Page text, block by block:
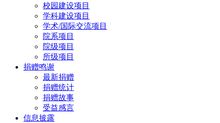
校园建设项目
学科建设项目
学术/国际交流项目
院系项目
院级项目
所级项目
捐赠鸣谢
最新捐赠
捐赠统计
捐赠故事
受益感言
信息披露